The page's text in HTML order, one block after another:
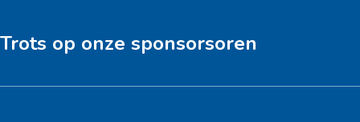
Trots op onze sponsorsoren